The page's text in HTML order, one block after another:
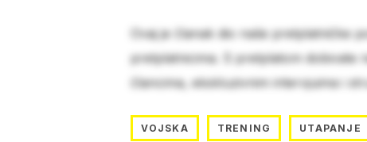
Ovaj je članak dio naše pretplatničke
pretplatnicima. S pretplatom dobivate
člancima, ekskluzivnim intervjuima i
VOJSKA TRENING UTAPANJE